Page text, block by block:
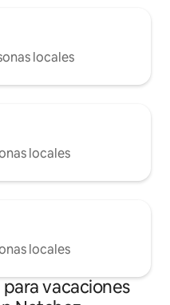
locales
locales
locales
vacaciones